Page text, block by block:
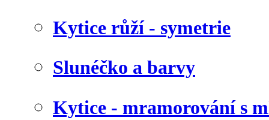
Kytice růží - symetrie
Slunéčko a barvy
Kytice - mramorování s